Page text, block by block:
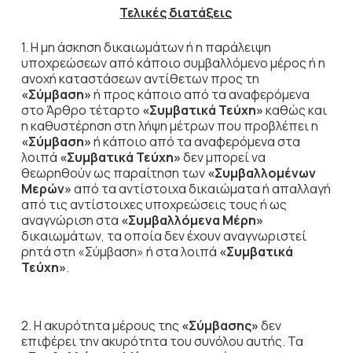
Τελικές διατάξεις
1. Η μη άσκηση δικαιωμάτων ή η παράλειψη
υποχρεώσεων από κάποιο συμβαλλόμενο μέρος ή η
ανοχή καταστάσεων αντίθετων προς τη
«Σύμβαση»ή προς κάποιο από τα αναφερόμενα
στο Άρθρο τέταρτο «Συμβατικά Τεύχη»καθώς και
η καθυστέρηση στη λήψη μέτρων που προβλέπει η
«Σύμβαση»ή κάποιο από τα αναφερόμενα στα
λοιπά «Συμβατικά Τεύχη»δεν μπορεί να
θεωρηθούν ως παραίτηση των«Συμβαλλομένων
Μερών»από τα αντίστοιχα δικαιώματα ή απαλλαγή
από τις αντίστοιχες υποχρεώσεις τους ή ως
αναγνώριση στα «Συμβαλλόμενα Μέρη»
δικαιωμάτων, τα οποία δεν έχουν αναγνωριστεί
ρητά στη «Σύμβαση» ή στα λοιπά «Συμβατικά
Τεύχη».
2. Η ακυρότητα μέρους της «Σύμβασης»δεν
επιφέρει την ακυρότητα του συνόλου αυτής. Τα